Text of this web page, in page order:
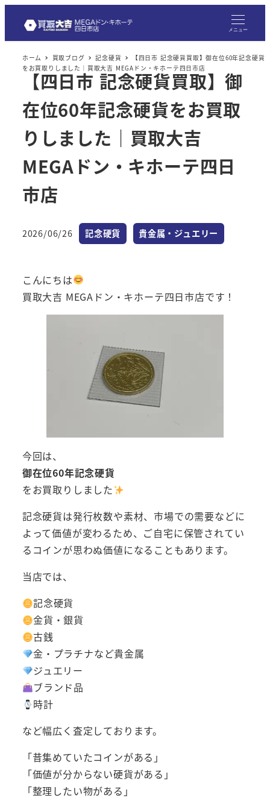
メニュー
ホーム 買取ブログ 記念硬貨
【四日市 記念硬貨買取】御在位60年記念硬貨
をお買取りしました｜買取大吉 MEGAドン・キホーテ四日市店
【四日市 記念硬貨買取】御
在位60年記念硬貨をお買取
りしました｜買取大吉
MEGAドン・キホーテ四日
市店
投稿日
2026/06/26 カテゴリー
記念硬貨 カテゴリー
貴金属・ジュエリー
こんにちは
買取大吉 MEGAドン・キホーテ四日市店です！
今回は、
御在位60年記念硬貨
をお買取りしました
記念硬貨は発行枚数や素材、市場での需要などに
よって価値が変わるため、ご自宅に保管されてい
るコインが思わぬ価値になることもあります。
当店では、
記念硬貨
金貨・銀貨
古銭
金・プラチナなど貴金属
ジュエリー
ブランド品
時計
など幅広く査定しております。
「昔集めていたコインがある」
「価値が分からない硬貨がある」
「整理したい物がある」